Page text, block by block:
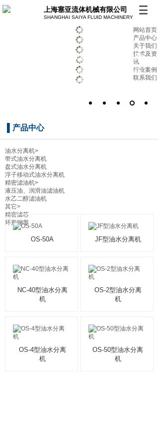
网站首页
产品中心
关于我们
技术及资
讯
行业案例
联系我们
上海塞亚流体机械有限公司
SHANGHAI SAIYA FLUID MACHINERY
油水分离 精密过滤 专业制造商
始终致力于提供高品质的产品及服务 助力客户解
决优化多种环保方案
油水分离机>
带式油水分离机
盘式油水分离机
浮子移动式油水分离机
精密滤油机>
液压油、润滑油滤油机
水乙二醇滤油机
其它>
精密滤芯
环形钢带
产品中心
OS-50A JF型油水分离机
NC-40型油水分离
机
OS-2型油水分离
机
OS-4型油水分离
机
OS-50型油水分离
机